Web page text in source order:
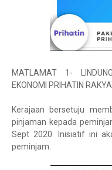
MATLAMAT 1-
EKONOMI PRIHATIN
Kerajaan bersetuju
pinjaman kepada
Sept 2020. Inisiatif ini
peminjam.